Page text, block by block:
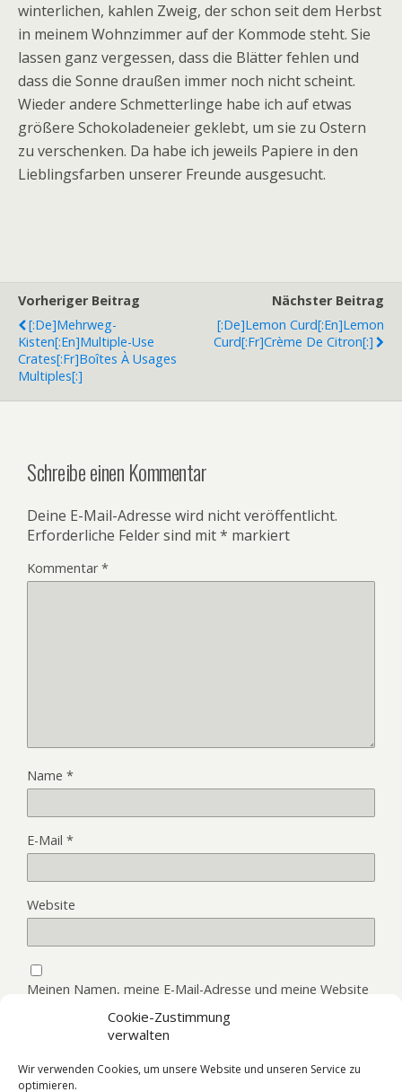
Cookie-Zustimmung
verwalten
Wir verwenden Cookies, um unsere Website und unseren Service zu
optimieren.
winterlichen, kahlen Zweig, der schon seit dem Herbst
in meinem Wohnzimmer auf der Kommode steht. Sie
lassen ganz vergessen, dass die Blätter fehlen und
dass die Sonne draußen immer noch nicht scheint.
Wieder andere Schmetterlinge habe ich auf etwas
größere Schokoladeneier geklebt, um sie zu Ostern
zu verschenken. Da habe ich jeweils Papiere in den
Lieblingsfarben unserer Freunde ausgesucht.
Vorheriger Beitrag
[:de]Mehrweg-
Kisten[:en]Multiple-Use
Crates[:fr]Boîtes À Usages
Multiples[:]
Nächster Beitrag
[:de]Lemon Curd[:en]Lemon
Curd[:fr]Crème De Citron[:]
Schreibe einen Kommentar
Deine E-Mail-Adresse wird nicht veröffentlicht.
Erforderliche Felder sind mit* markiert
Kommentar*
Name *
E-Mail *
Website
Meinen Namen, meine E-Mail-Adresse und meine Website